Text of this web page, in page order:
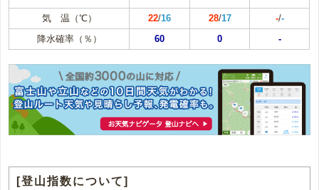
気 温（℃） 22/16 28/17 -/-
降水確率（％）
60 0 -
[登山指数について]